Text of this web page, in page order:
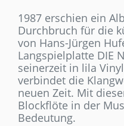
1987 erschien ein
Durchbruch für die
von Hans-Jürgen
Langspielplatte DIE
seinerzeit in lila
verbindet die
neuen Zeit. Mit
Blockflöte in der
Bedeutung.